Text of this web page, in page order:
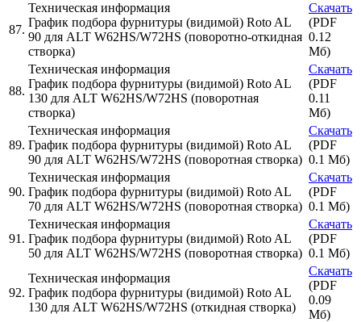
87.
Техническая информация
График подбора фурнитуры (видимой) Roto AL
90 для ALT W62HS/W72HS (поворотно-откидная
створка)
Скачать
(PDF
0.12
Мб)
88.
Техническая информация
График подбора фурнитуры (видимой) Roto AL
130 для ALT W62HS/W72HS (поворотная
створка)
Скачать
(PDF
0.11
Мб)
89.
Техническая информация
График подбора фурнитуры (видимой) Roto AL
90 для ALT W62HS/W72HS (поворотная створка)
Скачать
(PDF
0.1 Мб)
90.
Техническая информация
График подбора фурнитуры (видимой) Roto AL
70 для ALT W62HS/W72HS (поворотная створка)
Скачать
(PDF
0.1 Мб)
91.
Техническая информация
График подбора фурнитуры (видимой) Roto AL
50 для ALT W62HS/W72HS (поворотная створка)
Скачать
(PDF
0.1 Мб)
92.
Техническая информация
График подбора фурнитуры (видимой) Roto AL
130 для ALT W62HS/W72HS (откидная створка)
Скачать
(PDF
0.09
Мб)